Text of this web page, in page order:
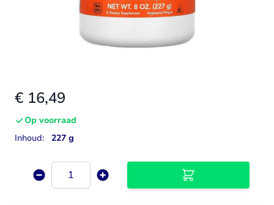
€ 16,49
Op voorraad
Inhoud:
227 g
Aantal